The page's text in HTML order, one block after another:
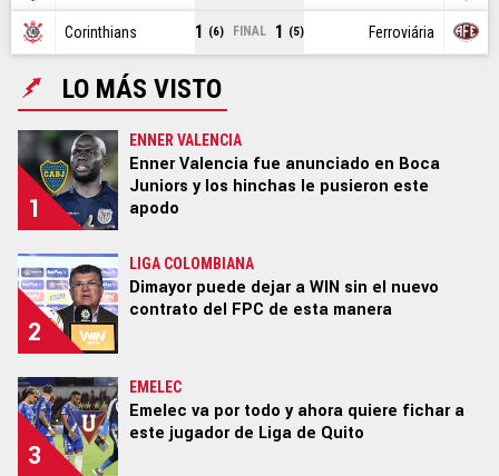
MESSI
CR7
NBA
GAMER
SPOILER
Ediciones: | US EDITION
BRASIL | COLOMBIA | MÉXICO PERÚ | GLOBAL |
ECUADOR | CHILE
Corinthians 1 (6) FINAL 1 (5) Ferroviária
LO MÁS VISTO
1
ENNER VALENCIA
Enner Valencia fue anunciado en Boca
Juniors y los hinchas le pusieron este
apodo
2
LIGA COLOMBIANA
Dimayor puede dejar a WIN sin el nuevo
contrato del FPC de esta manera
3
EMELEC
Emelec va por todo y ahora quiere fichar a
este jugador de Liga de Quito